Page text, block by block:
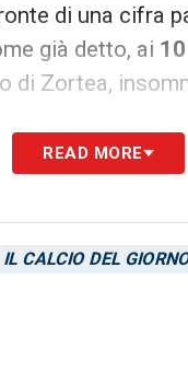
di una cifra
già detto, ai
di Zortea,
READ MORE
IL CALCIO DEL